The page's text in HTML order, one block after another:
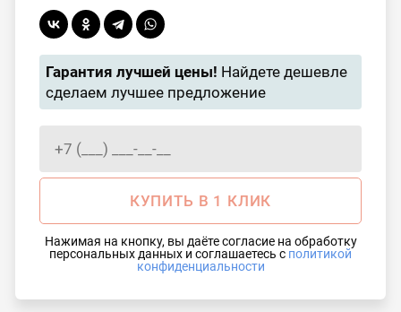
Гарантия лучшей цены! Найдете дешевле
сделаем лучшее предложение
КУПИТЬ В 1 КЛИК
Нажимая на кнопку, вы даёте согласие на обработку
персональных данных и соглашаетесь с политикой
конфиденциальности